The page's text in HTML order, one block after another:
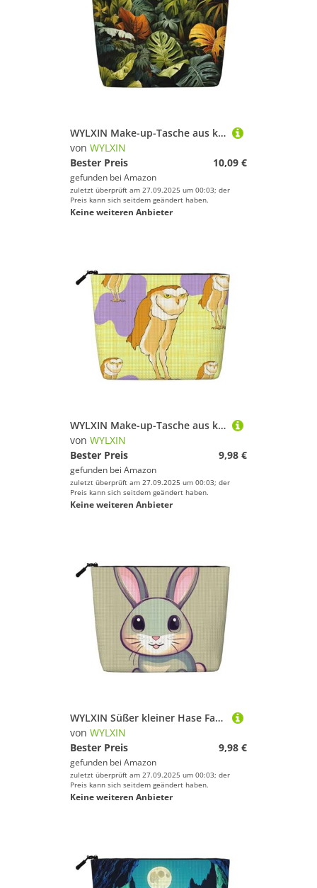
WYLXIN Make-up-Tasche aus künstlichem Hanf, tropischer Regenwald, Palmenblätter, umweltfreundlich und langlebig, einfaches Design, einfach zu verstauen, Ihre Schönheitsutensilien, Schwarz
von WYLXIN
Bester Preis
10,09 €
gefunden bei Amazon
zuletzt überprüft am 27.09.2025 um 00:03; der
Preis kann sich seitdem geändert haben.
Keine weiteren Anbieter
WYLXIN Make-up-Tasche aus künstlichem Hanf mit Stehender Eule, umweltfreundlich und langlebig, einfaches Design, einfach zu verstauen, Ihre Beauty-Essentials, Schwarz, Einheitsgröße
von WYLXIN
Bester Preis
9,98 €
gefunden bei Amazon
zuletzt überprüft am 27.09.2025 um 00:03; der
Preis kann sich seitdem geändert haben.
Keine weiteren Anbieter
WYLXIN Süßer kleiner Hase Fake Hanf Make-up Tasche Umweltfreundlich und langlebig, einfaches Design, einfach Ihre Beauty-Essentials zu verstauen.
von WYLXIN
Bester Preis
9,98 €
gefunden bei Amazon
zuletzt überprüft am 27.09.2025 um 00:03; der
Preis kann sich seitdem geändert haben.
Keine weiteren Anbieter